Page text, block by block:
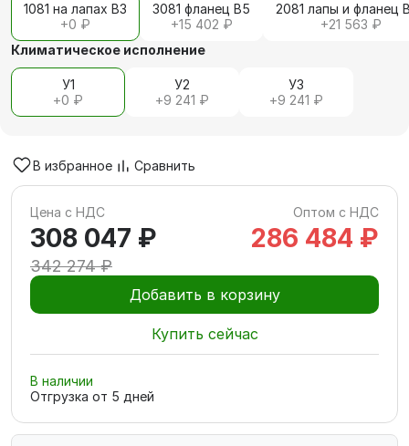
1081 на лапах В3
+0 ₽
3081 фланец В5
+15 402 ₽
2081 лапы и фланец
+21 563 ₽
Климатическое исполнение
У1
+0 ₽
У2
+9 241 ₽
У3
+9 241 ₽
В избранное Сравнить
Цена с НДС Оптом с НДС
308 047 ₽
342 274 ₽
286 484 ₽
Добавить в корзину
Купить сейчас
В наличии
Отгрузка от 5 дней